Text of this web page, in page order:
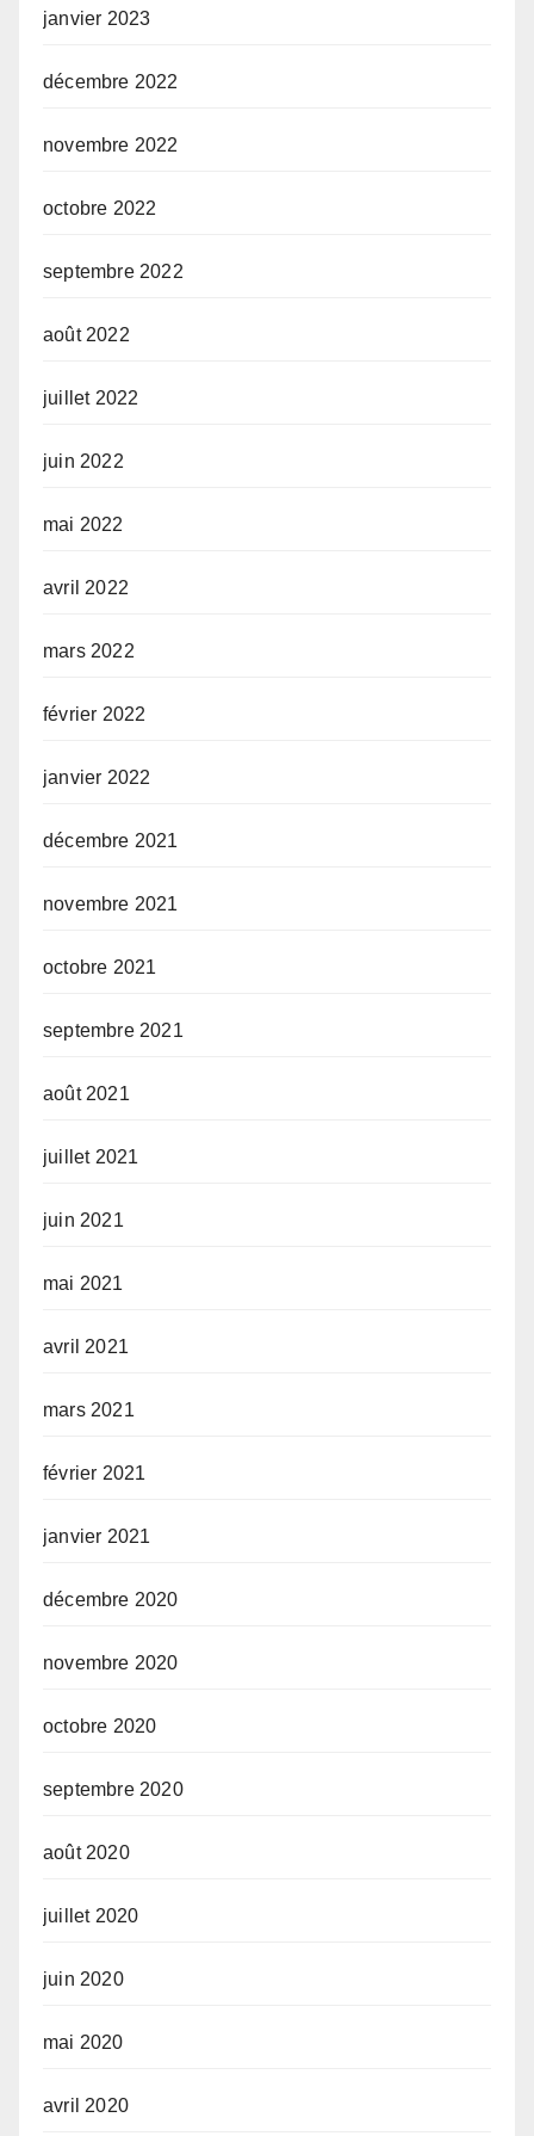
janvier 2023
décembre 2022
novembre 2022
octobre 2022
septembre 2022
août 2022
juillet 2022
juin 2022
mai 2022
avril 2022
mars 2022
février 2022
janvier 2022
décembre 2021
novembre 2021
octobre 2021
septembre 2021
août 2021
juillet 2021
juin 2021
mai 2021
avril 2021
mars 2021
février 2021
janvier 2021
décembre 2020
novembre 2020
octobre 2020
septembre 2020
août 2020
juillet 2020
juin 2020
mai 2020
avril 2020